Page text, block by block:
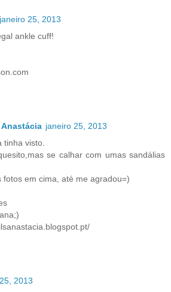
janeiro 25, 2013
ankle cuff!
janeiro 25, 2013
tinha visto.
se calhar com umas sandálias
fotos em cima, até me agradou=)
2013